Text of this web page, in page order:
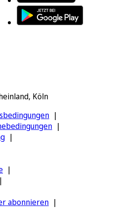
Köln
abonnieren